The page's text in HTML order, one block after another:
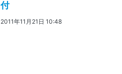
付
2011年11月21日 10:48